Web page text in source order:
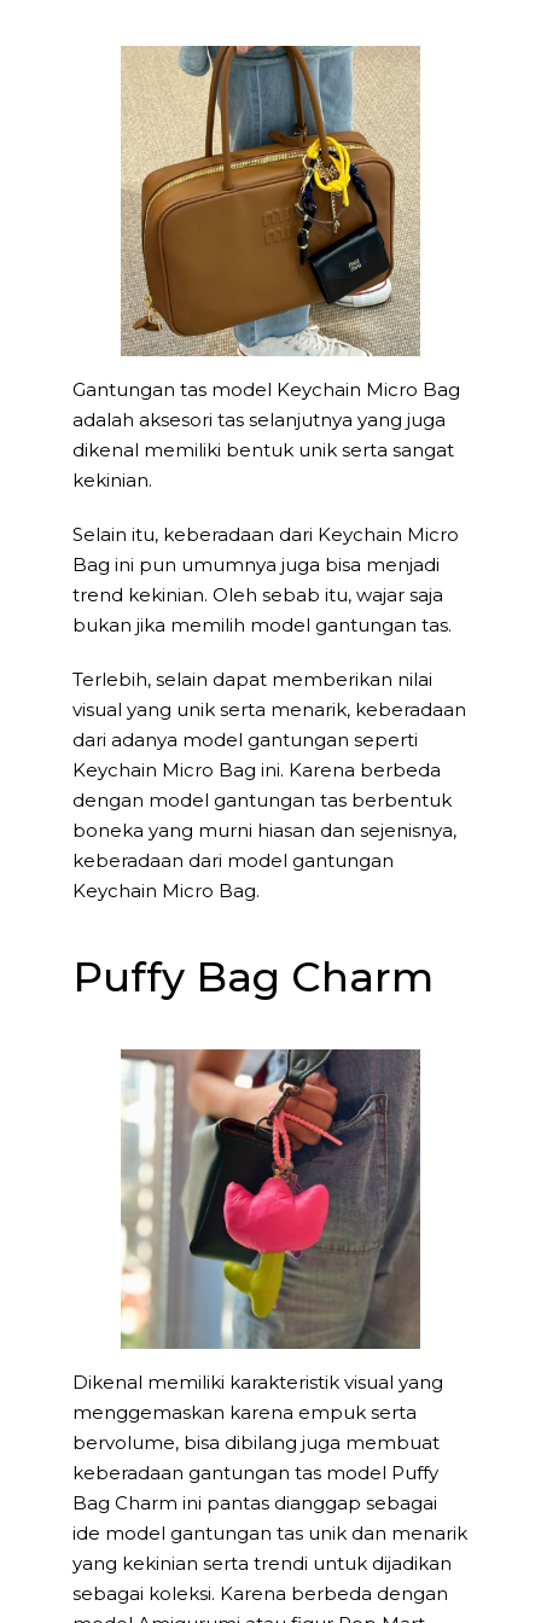
Gantungan tas model Keychain Micro Bag
adalah aksesori tas selanjutnya yang juga
dikenal memiliki bentuk unik serta sangat
kekinian.
Selain itu, keberadaan dari Keychain Micro
Bag ini pun umumnya juga bisa menjadi
trend kekinian. Oleh sebab itu, wajar saja
bukan jika memilih model gantungan tas.
Terlebih, selain dapat memberikan nilai
visual yang unik serta menarik, keberadaan
dari adanya model gantungan seperti
Keychain Micro Bag ini. Karena berbeda
dengan model gantungan tas berbentuk
boneka yang murni hiasan dan sejenisnya,
keberadaan dari model gantungan
Keychain Micro Bag.
Puffy Bag Charm
Dikenal memiliki karakteristik visual yang
menggemaskan karena empuk serta
bervolume, bisa dibilang juga membuat
keberadaan gantungan tas model Puffy
Bag Charm ini pantas dianggap sebagai
ide model gantungan tas unik dan menarik
yang kekinian serta trendi untuk dijadikan
sebagai koleksi. Karena berbeda dengan